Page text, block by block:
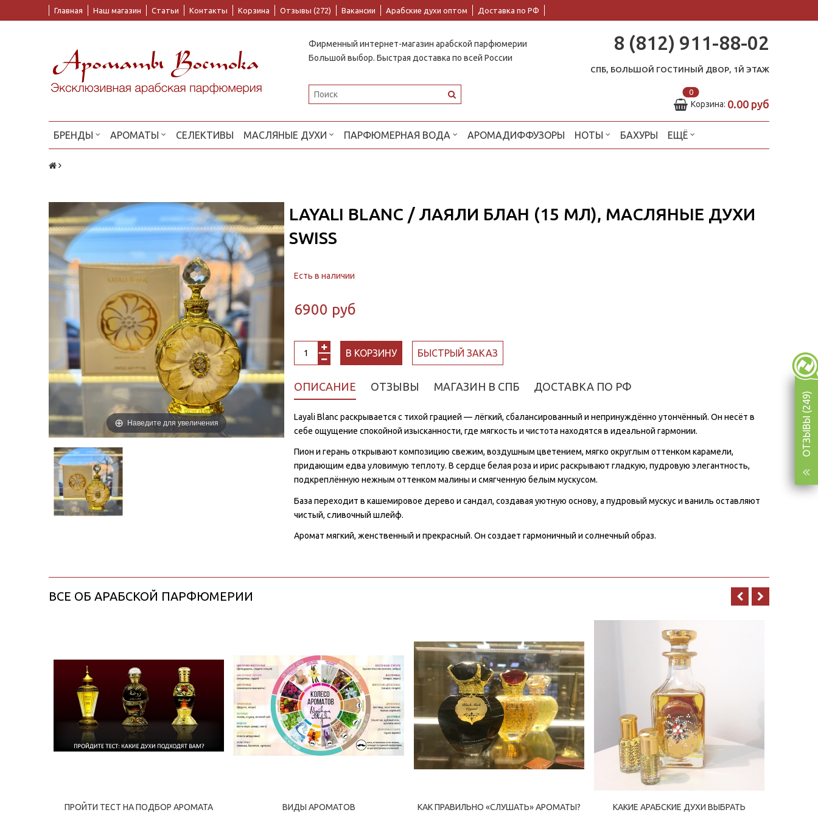
Главная Наш магазин Статьи Контакты Корзина Отзывы (272) Вакансии Арабские духи оптом Доставка по РФ
Фирменный интернет-магазин арабской парфюмерии
Большой выбор. Быстрая доставка по всей России
8 (812) 911-88-02
СПБ, БОЛЬШОЙ ГОСТИНЫЙ ДВОР, 1Й ЭТАЖ
0
Корзина: 0.00 руб
БРЕНДЫ АРОМАТЫ СЕЛЕКТИВЫ МАСЛЯНЫЕ ДУХИ ПАРФЮМЕРНАЯ ВОДА АРОМАДИФФУЗОРЫ НОТЫ БАХУРЫ ЕЩЁ
LAYALI BLANC / ЛАЯЛИ БЛАН (15 МЛ), МАСЛЯНЫЕ ДУХИ
SWISS
Наведите для увеличения
Есть в наличии
6900 руб
В КОРЗИНУ БЫСТРЫЙ ЗАКАЗ
ОПИСАНИЕ ОТЗЫВЫ МАГАЗИН В СПБ ДОСТАВКА ПО РФ
Layali Blanc раскрывается с тихой грацией — лёгкий, сбалансированный и непринуждённо утончённый. Он несёт в
себе ощущение спокойной изысканности, где мягкость и чистота находятся в идеальной гармонии.
Пион и герань открывают композицию свежим, воздушным цветением, мягко округлым оттенком карамели,
придающим едва уловимую теплоту. В сердце белая роза и ирис раскрывают гладкую, пудровую элегантность,
подкреплённую нежным оттенком малины и смягченную белым мускусом.
База переходит в кашемировое дерево и сандал, создавая уютную основу, а пудровый мускус и ваниль оставляют
чистый, сливочный шлейф.
Аромат мягкий, женственный и прекрасный. Он создает гармоничный и солнечный образ.
ВСЕ ОБ АРАБСКОЙ ПАРФЮМЕРИИ
ПРОЙТИ ТЕСТ НА ПОДБОР АРОМАТА ВИДЫ АРОМАТОВ КАК ПРАВИЛЬНО «СЛУШАТЬ» АРОМАТЫ? КАКИЕ АРАБСКИЕ ДУХИ ВЫБРАТЬ
ОТЗЫВЫ (249)